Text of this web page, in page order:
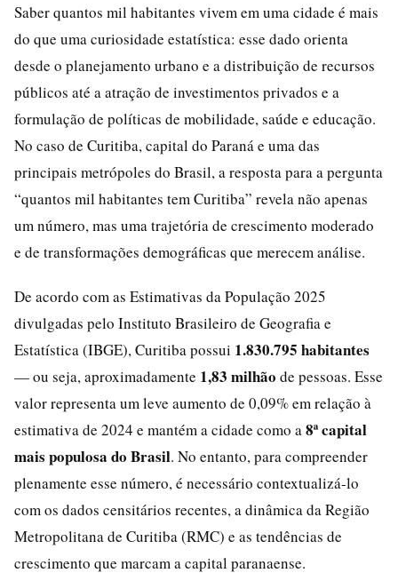
Saber quantos mil habitantes vivem em uma cidade é mais
do que uma curiosidade estatística: esse dado orienta
desde o planejamento urbano e a distribuição de recursos
públicos até a atração de investimentos privados e a
formulação de políticas de mobilidade, saúde e educação.
No caso de Curitiba, capital do Paraná e uma das
principais metrópoles do Brasil, a resposta para a pergunta
“quantos mil habitantes tem Curitiba” revela não apenas
um número, mas uma trajetória de crescimento moderado
e de transformações demográficas que merecem análise.
De acordo com as Estimativas da População 2025
divulgadas pelo Instituto Brasileiro de Geografia e
Estatística (IBGE), Curitiba possui 1.830.795 habitantes
— ou seja, aproximadamente 1,83 milhão de pessoas. Esse
valor representa um leve aumento de 0,09% em relação à
estimativa de 2024 e mantém a cidade como a 8ª capital
mais populosa do Brasil. No entanto, para compreender
plenamente esse número, é necessário contextualizá-lo
com os dados censitários recentes, a dinâmica da Região
Metropolitana de Curitiba (RMC) e as tendências de
crescimento que marcam a capital paranaense.